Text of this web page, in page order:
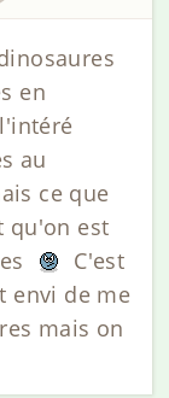
en
au
ce que
qu'on est
C'est
envi de me
mais on